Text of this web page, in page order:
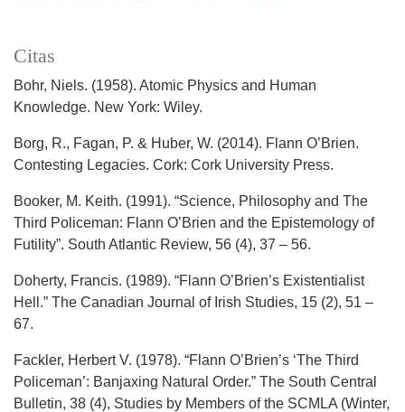
Citas
Bohr, Niels. (1958). Atomic Physics and Human
Knowledge. New York: Wiley.
Borg, R., Fagan, P. & Huber, W. (2014). Flann O’Brien.
Contesting Legacies. Cork: Cork University Press.
Booker, M. Keith. (1991). “Science, Philosophy and The
Third Policeman: Flann O’Brien and the Epistemology of
Futility”. South Atlantic Review, 56 (4), 37 – 56.
Doherty, Francis. (1989). “Flann O’Brien’s Existentialist
Hell.” The Canadian Journal of Irish Studies, 15 (2), 51 –
67.
Fackler, Herbert V. (1978). “Flann O’Brien’s ‘The Third
Policeman’: Banjaxing Natural Order.” The South Central
Bulletin, 38 (4), Studies by Members of the SCMLA (Winter,